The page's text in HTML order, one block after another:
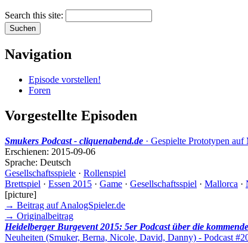
Search this site:
Navigation
Episode vorstellen!
Foren
Vorgestellte Episoden
Smukers Podcast - cliquenabend.de · Gespielte Prototypen
Erschienen: 2015-09-06
Sprache: Deutsch
Gesellschaftsspiele · Rollenspiel
Brettspiel · Essen 2015 · Game · Gesellschaftsspiel · Mallorca ·
[picture]
→ Beitrag auf AnalogSpieler.de
→ Originalbeitrag
Heidelberger Burgevent 2015: 5er Podcast über die
Neuheiten (Smuker, Berna, Nicole, David, Danny) - Podcast